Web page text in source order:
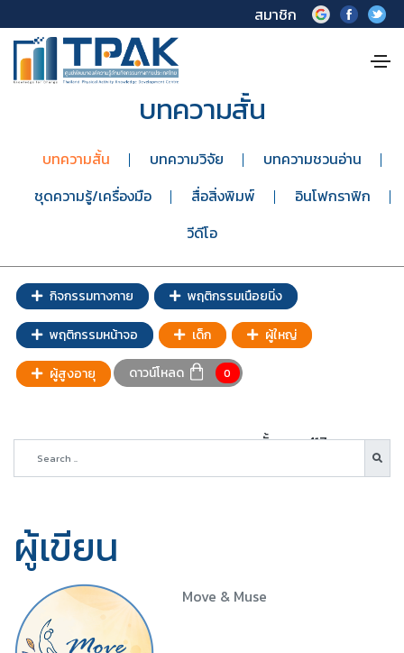
บทความสั้น
บทความสั้น บทความวิจัย
บทความชวนอ่าน
ชุดความรู้/เครื่องมือ
สื่อสิ่งพิมพ์
อินโฟกราฟิก
วีดีโอ
กิจกรรมทางกาย พฤติกรรมเนือยนิ่ง
พฤติกรรมหน้าจอ เด็ก ผู้ใหญ่
ผู้สูงอายุ ดาวน์โหลด 0
สมาชิก
ทั้งหมด 417 บทความ
ผู้เขียน
Move & Muse